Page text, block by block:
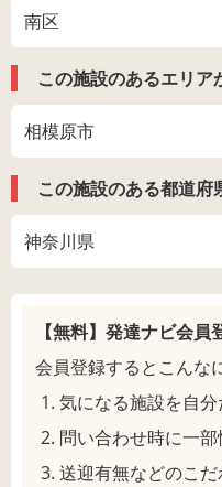
南区
この施設のあるエリア
相模原市
この施設のある都道府
神奈川県
【無料】発達ナビ会員
会員登録するとこんな
気になる施設を自
問い合わせ時に一
送迎有無などのこ